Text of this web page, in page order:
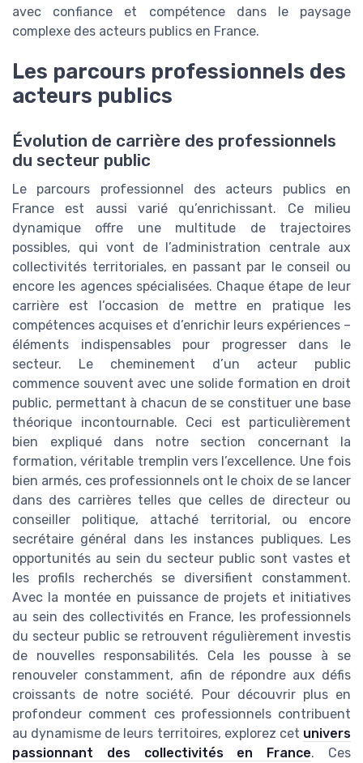
avec confiance et compétence dans le paysage
complexe des acteurs publics en France.
Les parcours professionnels des
acteurs publics
Évolution de carrière des professionnels
du secteur public
Le parcours professionnel des acteurs publics en
France est aussi varié qu’enrichissant. Ce milieu
dynamique offre une multitude de trajectoires
possibles, qui vont de l’administration centrale aux
collectivités territoriales, en passant par le conseil ou
encore les agences spécialisées. Chaque étape de leur
carrière est l’occasion de mettre en pratique les
compétences acquises et d’enrichir leurs expériences –
éléments indispensables pour progresser dans le
secteur. Le cheminement d’un acteur public
commence souvent avec une solide formation en droit
public, permettant à chacun de se constituer une base
théorique incontournable. Ceci est particulièrement
bien expliqué dans notre section concernant la
formation, véritable tremplin vers l’excellence. Une fois
bien armés, ces professionnels ont le choix de se lancer
dans des carrières telles que celles de directeur ou
conseiller politique, attaché territorial, ou encore
secrétaire général dans les instances publiques. Les
opportunités au sein du secteur public sont vastes et
les profils recherchés se diversifient constamment.
Avec la montée en puissance de projets et initiatives
au sein des collectivités en France, les professionnels
du secteur public se retrouvent régulièrement investis
de nouvelles responsabilités. Cela les pousse à se
renouveler constamment, afin de répondre aux défis
croissants de notre société. Pour découvrir plus en
profondeur comment ces professionnels contribuent
au dynamisme de leurs territoires, explorez cet univers
passionnant des collectivités en France. Ces